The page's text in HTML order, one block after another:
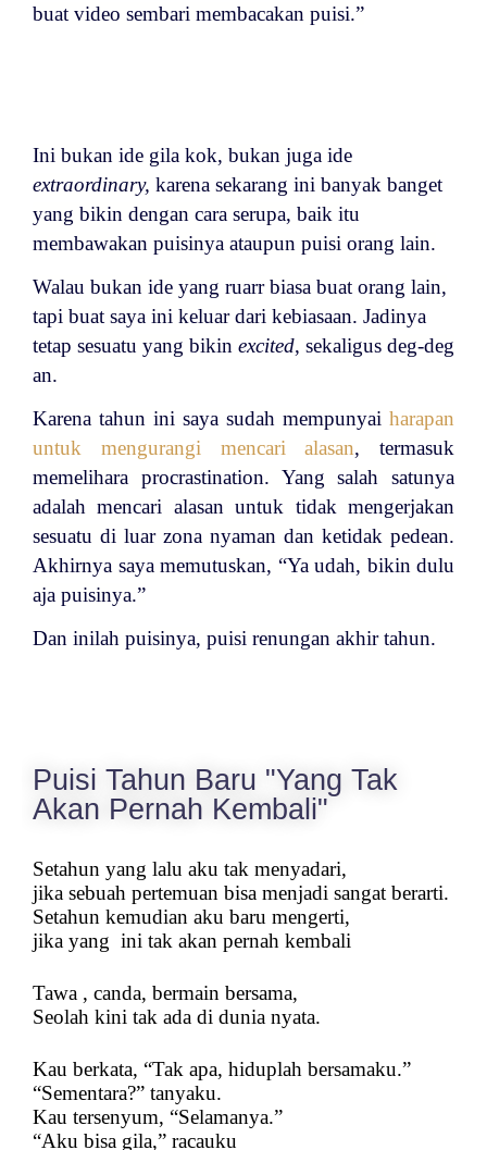
buat video sembari membacakan puisi.”
Ini bukan ide gila kok, bukan juga ide
extraordinary, karena sekarang ini banyak banget
yang bikin dengan cara serupa, baik itu
membawakan puisinya ataupun puisi orang lain.
Walau bukan ide yang ruarr biasa buat orang lain,
tapi buat saya ini keluar dari kebiasaan. Jadinya
tetap sesuatu yang bikin excited, sekaligus deg-deg
an.
Karena tahun ini saya sudah mempunyai harapan
untuk mengurangi mencari alasan, termasuk
memelihara procrastination. Yang salah satunya
adalah mencari alasan untuk tidak mengerjakan
sesuatu di luar zona nyaman dan ketidak pedean.
Akhirnya saya memutuskan, “Ya udah, bikin dulu
aja puisinya.”
Dan inilah puisinya, puisi renungan akhir tahun.
Puisi Tahun Baru "Yang Tak
Akan Pernah Kembali"
Setahun yang lalu aku tak menyadari,
jika sebuah pertemuan bisa menjadi sangat berarti.
Setahun kemudian aku baru mengerti,
jika yang ini tak akan pernah kembali
Tawa , canda, bermain bersama,
Seolah kini tak ada di dunia nyata.
Kau berkata, “Tak apa, hiduplah bersamaku.”
“Sementara?” tanyaku.
Kau tersenyum, “Selamanya.”
“Aku bisa gila,” racauku